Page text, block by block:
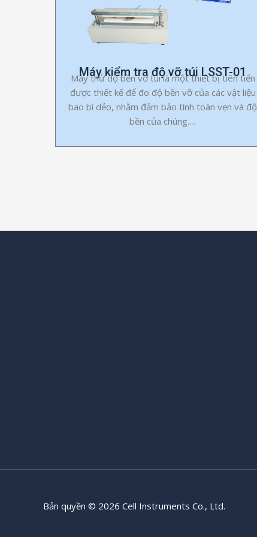
Máy kiểm tra độ vỡ túi LSST-01
Máy thử độ bền vỡ túi là một thiết bị tiên tiến
được thiết kế để đo độ bền vỡ của các vật liệu
bao bì dẻo, nhằm đảm bảo tính toàn vẹn và độ
bền của chúng….
Bản quyền © 2026 Cell Instruments Co., Ltd.